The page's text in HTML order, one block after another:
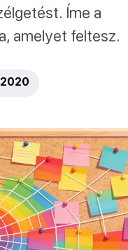
Íme a
amelyet feltesz.